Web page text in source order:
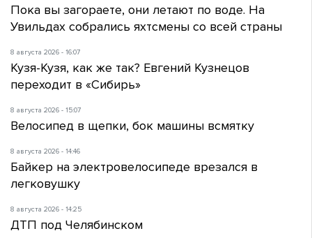
Пока вы загораете, они летают по воде. На
Увильдах собрались яхтсмены со всей страны
8 августа 2026 - 16:07
Кузя-Кузя, как же так? Евгений Кузнецов
переходит в «Сибирь»
8 августа 2026 - 15:07
Велосипед в щепки, бок машины всмятку
8 августа 2026 - 14:46
Байкер на электровелосипеде врезался в
легковушку
8 августа 2026 - 14:25
ДТП под Челябинском